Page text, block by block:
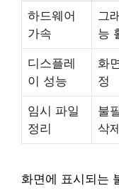
하드웨어
가속
그
능
디스플레
이 성능
화
정
임시 파일
정리
불
삭제
화면에 표시되는